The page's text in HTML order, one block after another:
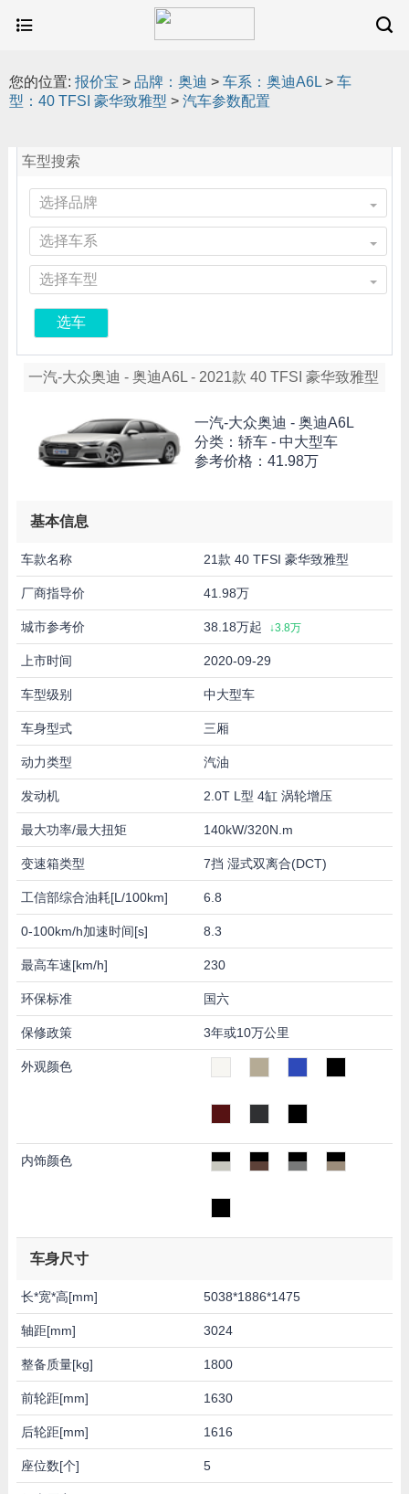
您的位置: 报价宝 > 品牌：奥迪 > 车系：奥迪A6L > 车
型：40 TFSI 豪华致雅型 > 汽车参数配置
车型搜索
选择品牌
选择车系
选择车型
选车
一汽-大众奥迪 - 奥迪A6L - 2021款 40 TFSI 豪华致雅型
一汽-大众奥迪 - 奥迪A6L
分类：轿车 - 中大型车
参考价格： 41.98万
基本信息
车款名称 21款 40 TFSI 豪华致雅型
厂商指导价 41.98万
城市参考价 38.18万起 ↓3.8万
上市时间 2020-09-29
车型级别 中大型车
车身型式 三厢
动力类型 汽油
发动机 2.0T L型 4缸 涡轮增压
最大功率/最大扭矩 140kW/320N.m
变速箱类型 7挡 湿式双离合(DCT)
工信部综合油耗[L/100km] 6.8
0-100km/h加速时间[s] 8.3
最高车速[km/h] 230
环保标准 国六
保修政策 3年或10万公里
外观颜色
内饰颜色
车身尺寸
长*宽*高[mm] 5038*1886*1475
轴距[mm] 3024
整备质量[kg] 1800
前轮距[mm] 1630
后轮距[mm] 1616
座位数[个] 5